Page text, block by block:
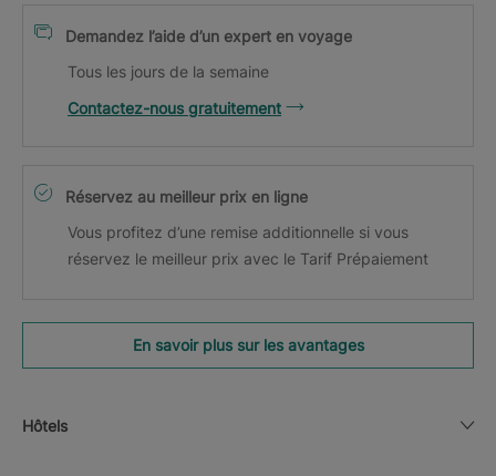
Demandez l’aide d’un expert en voyage
Tous les jours de la semaine
Contactez-nous gratuitement
Réservez au meilleur prix en ligne
Vous profitez d’une remise additionnelle si vous
réservez le meilleur prix avec le Tarif Prépaiement
En savoir plus sur les avantages
Hôtels